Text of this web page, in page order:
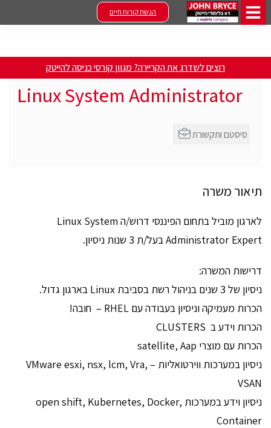
הגשת קורות חיים
רוצים לשדרג את הקריירה? מגוון קורסי כניסה להייטק
Linux System Administrator
תיאור משרה
לארגון מוביל בתחום הפיננסי דרוש/ה Linux System
Administrator Expert בעל/ת 3 שנות ניסיון.
דרישות המשרה:
ניסיון של 3 שנים בניהול רשת בסביבת Linux בארגון גדול.
הכרות מעמיקה וניסיון בעבודה עם RHEL – חובה!
הכרות וידע ב CLUSTERS
הכרות עם מוצרי satellite, Aap
ניסיון במערכות ווירטואליות – VMware esxi, nsx, lcm, Vra,
VSAN
ניסיון וידע במערכות open shift, Kubernetes, Docker,
Container